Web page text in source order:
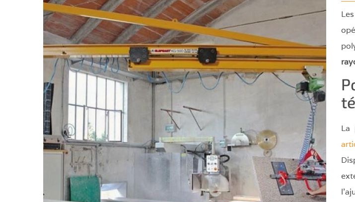
Chariot
élévateur
Configurations
spéciales
La